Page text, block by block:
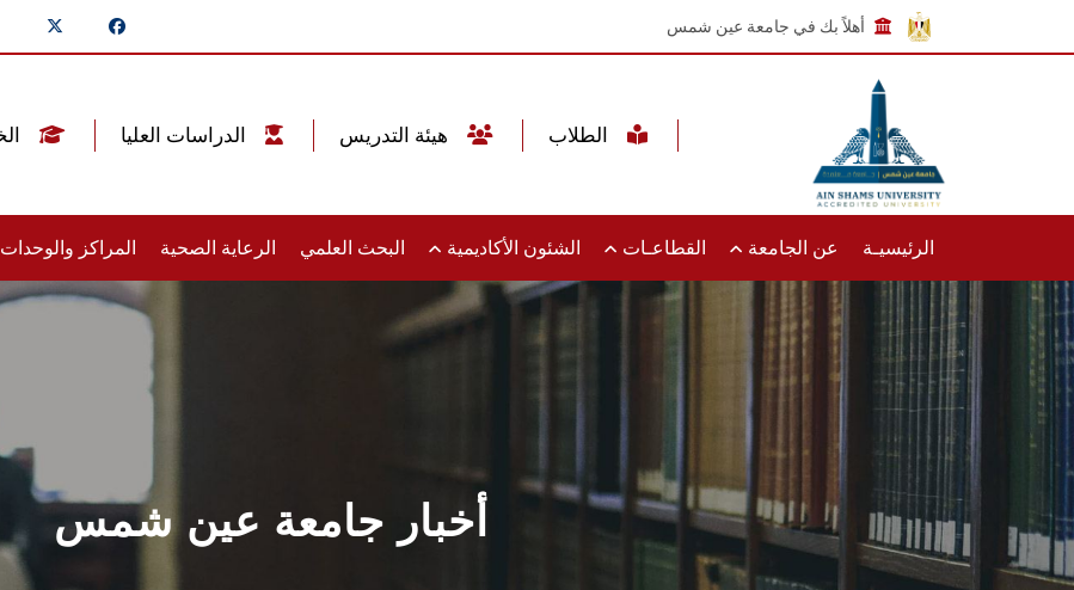
أهلاً بك في جامعة عين شمس
الرئيسيـة عن الجامعة القطاعـات الشئون الأكاديمية البحث العلمي الرعاية الصحية المراكز والوحدات
أخبار جامعة عين شمس